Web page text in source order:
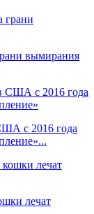
вымирания
с 2016 года
лечат